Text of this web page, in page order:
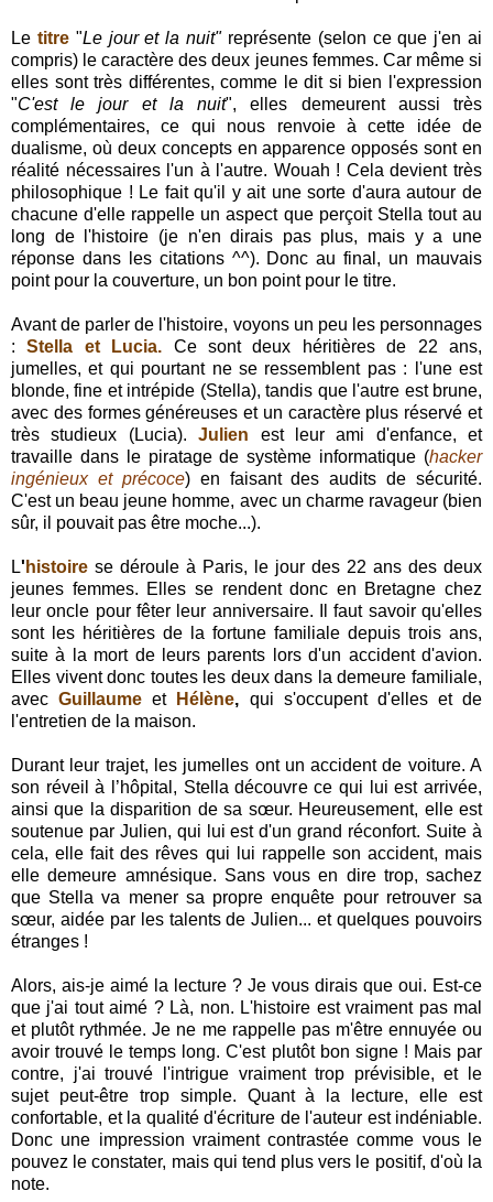
Le titre"Le jour et la nuit"représente (selon ce que j'en ai
compris) le caractère des deux jeunes femmes. Car même si
elles sont très différentes, comme le dit si bien l'expression
"C'est le jour et la nuit", elles demeurent aussi très
complémentaires, ce qui nous renvoie à cette idée de
dualisme, où deux concepts en apparence opposés sont en
réalité nécessaires l'un à l'autre. Wouah ! Cela devient très
philosophique ! Le fait qu'il y ait une sorte d'aura autour de
chacune d'elle rappelle un aspect que perçoit Stella tout au
long de l'histoire (je n'en dirais pas plus, mais y a une
réponse dans les citations ^^). Donc au final, un mauvais
point pour la couverture, un bon point pour le titre.
Avant de parler de l'histoire, voyons un peu les personnages
:
Stella et Lucia. Ce sont deux héritières de 22 ans,
jumelles, et qui pourtant ne se ressemblent pas : l'une est
blonde, fine et intrépide (Stella), tandis que l'autre est brune,
avec des formes généreuses et un caractère plus réservé et
très studieux (Lucia).Julien est leur ami d'enfance, et
travaille dans le piratage de système informatique (hacker
ingénieux et précoce) en faisant des audits de sécurité.
C'est un beau jeune homme, avec un charme ravageur (bien
sûr, il pouvait pas être moche...).
L' histoire se déroule à Paris, le jour des 22 ans des deux
jeunes femmes. Elles se rendent donc en Bretagne chez
leur oncle pour fêter leur anniversaire. Il faut savoir qu'elles
sont les héritières de la fortune familiale depuis trois ans,
suite à la mort de leurs parents lors d'un accident d'avion.
Elles vivent donc toutes les deux dans la demeure familiale,
avecGuillaume et Hélène, qui s'occupent d'elles et de
l'entretien de la maison.
Durant leur trajet, les jumelles ont un accident de voiture. A
son réveil à l’hôpital, Stella découvre ce qui lui est arrivée,
ainsi que la disparition de sa sœur. Heureusement, elle est
soutenue par Julien, qui lui est d'un grand réconfort. Suite à
cela, elle fait des rêves qui lui rappelle son accident, mais
elle demeure amnésique. Sans vous en dire trop, sachez
que Stella va mener sa propre enquête pour retrouver sa
sœur, aidée par les talents de Julien... et quelques pouvoirs
étranges !
Alors, ais-je aimé la lecture ? Je vous dirais que oui. Est-ce
que j'ai tout aimé ? Là, non. L'histoire est vraiment pas mal
et plutôt rythmée. Je ne me rappelle pas m'être ennuyée ou
avoir trouvé le temps long. C'est plutôt bon signe ! Mais par
contre, j'ai trouvé l'intrigue vraiment trop prévisible, et le
sujet peut-être trop simple. Quant à la lecture, elle est
confortable, et la qualité d'écriture de l'auteur est indéniable.
Donc une impression vraiment contrastée comme vous le
pouvez le constater, mais qui tend plus vers le positif, d'où la
note.